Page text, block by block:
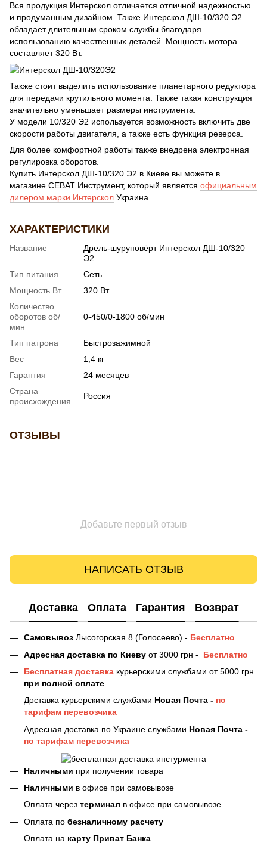
Вся продукция Интерскол отличается отличной надежностью
и продуманным дизайном. Также Интерскол ДШ-10/320 Э2
обладает длительным сроком службы благодаря
использованию качественных деталей. Мощность мотора
составляет 320 Вт.
Также стоит выделить использование планетарного редуктора
для передачи крутильного момента. Также такая конструкция
значительно уменьшает размеры инструмента.
У модели 10/320 Э2 используется возможность включить две
скорости работы двигателя, а также есть функция реверса.
Для более комфортной работы также внедрена электронная
регулировка оборотов.
Купить Интерскол ДШ-10/320 Э2 в Киеве вы можете в
магазине СЕВАТ Инструмент, который является официальным
дилером марки Интерскол Украина.
ХАРАКТЕРИСТИКИ
Название
Дрель-шуруповёрт Интерскол ДШ-10/320
Э2
Тип питания
Сеть
Мощность Вт
320 Вт
Количество
оборотов об/
мин
0-450/0-1800 об/мин
Тип патрона
Быстрозажимной
Вес
1,4 кг
Гарантия
24 месяцев
Страна
происхождения
Россия
ОТЗЫВЫ
Добавьте первый отзыв
НАПИСАТЬ ОТЗЫВ
Доставка Оплата Гарантия Возврат
Самовывоз Лысогорская 8 (Голосеево) - Бесплатно
Адресная доставка по Киеву от 3000 грн -
Бесплатно
Бесплатная доставка курьерскими службами от 5000 грн
при полной оплате
Доставка курьерскими службами Новая Почта - по
тарифам перевозчика
Адресная доставка по Украине службами Новая Почта -
по тарифам перевозчика
Наличными при получении товара
Наличными в офисе при самовывозе
Оплата через терминал в офисе при самовывозе
Оплата по безналичному расчету
Оплата на карту Приват Банка